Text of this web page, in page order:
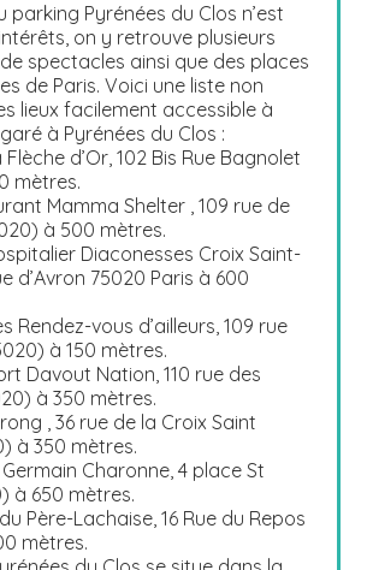
parking Pyrénées du Clos n’est
on y retrouve plusieurs
spectacles ainsi que des places
de Paris. Voici une liste non
lieux facilement accessible à
à Pyrénées du Clos :
d’Or, 102 Bis Rue Bagnolet
mètres.
Mamma Shelter , 109 rue de
à 500 mètres.
Diaconesses Croix Saint-
d’Avron 75020 Paris à 600
Rendez-vous d’ailleurs, 109 rue
à 150 mètres.
Davout Nation, 110 rue des
à 350 mètres.
, 36 rue de la Croix Saint
à 350 mètres.
Germain Charonne, 4 place St
à 650 mètres.
Père-Lachaise, 16 Rue du Repos
mètres.